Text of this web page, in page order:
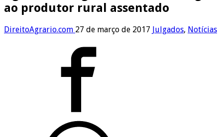
ao produtor rural assentado
DireitoAgrario.com 27 de março de 2017 Julgados, Notícias